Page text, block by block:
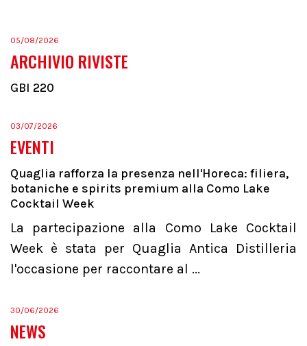
05/08/2026
ARCHIVIO RIVISTE
GBI 220
03/07/2026
EVENTI
Quaglia rafforza la presenza nell'Horeca: filiera,
botaniche e spirits premium alla Como Lake
Cocktail Week
La partecipazione alla Como Lake Cocktail
Week è stata per Quaglia Antica Distilleria
l'occasione per raccontare al ...
30/06/2026
NEWS